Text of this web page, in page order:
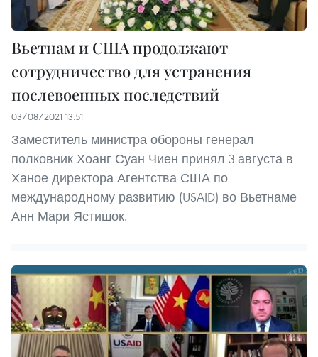
Вьетнам и США продолжают
сотрудничество для устранения
послевоенных последствий
03/08/2021 13:51
Заместитель министра обороны генерал-
полковник Хоанг Суан Чиен принял 3 августа в
Ханое директора Агентства США по
международному развитию (USAID) во Вьетнаме
Анн Мари Ястишок.